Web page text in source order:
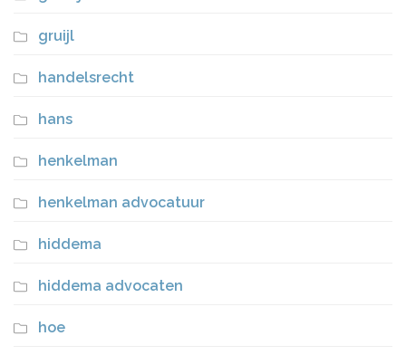
gruijl
handelsrecht
hans
henkelman
henkelman advocatuur
hiddema
hiddema advocaten
hoe